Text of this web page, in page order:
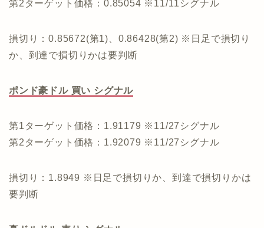
第2ターゲット価格：0.85054 ※11/11シグナル
損切り：0.85672(第1)、0.86428(第2) ※日足で損切り
か、到達で損切りかは要判断
ポンド豪ドル 買い シグナル
第1ターゲット価格：1.91179 ※11/27シグナル
第2ターゲット価格：1.92079 ※11/27シグナル
損切り：1.8949 ※日足で損切りか、到達で損切りかは
要判断